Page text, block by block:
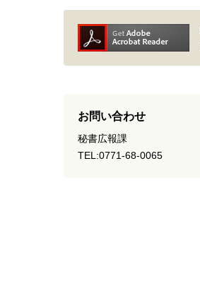
お問い合わせ
秘書広報課
TEL:0771-68-0065